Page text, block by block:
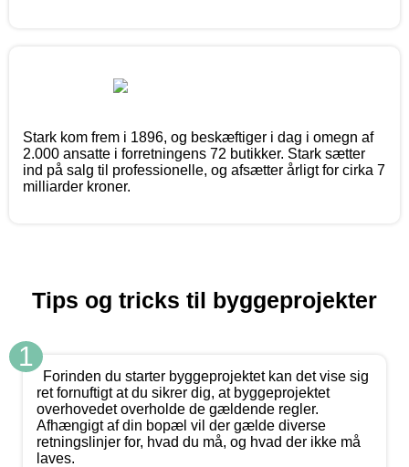
Stark kom frem i 1896, og beskæftiger i dag i omegn af
2.000 ansatte i forretningens 72 butikker. Stark sætter
ind på salg til professionelle, og afsætter årligt for cirka 7
milliarder kroner.
Tips og tricks til byggeprojekter
1
Forinden du starter byggeprojektet kan det vise sig
ret fornuftigt at du sikrer dig, at byggeprojektet
overhovedet overholde de gældende regler.
Afhængigt af din bopæl vil der gælde diverse
retningslinjer for, hvad du må, og hvad der ikke må
laves.